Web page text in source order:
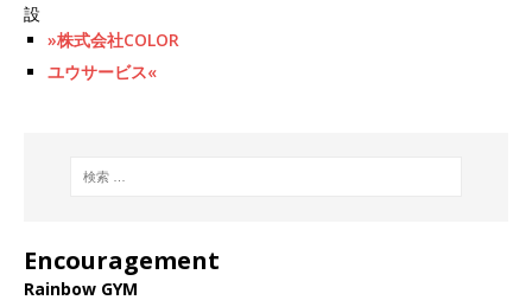
設
»株式会社COLOR
ユウサービス«
Encouragement
Rainbow GYM